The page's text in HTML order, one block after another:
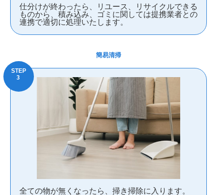
仕分けが終わったら、リユース、リサイクルできる
ものから、積み込み、ゴミに関しては提携業者との
連携で適切に処理いたします。
簡易清掃
全ての物が無くなったら、掃き掃除に入ります。